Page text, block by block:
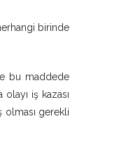
birinde
bu maddede
iş kazası
olması gerekli